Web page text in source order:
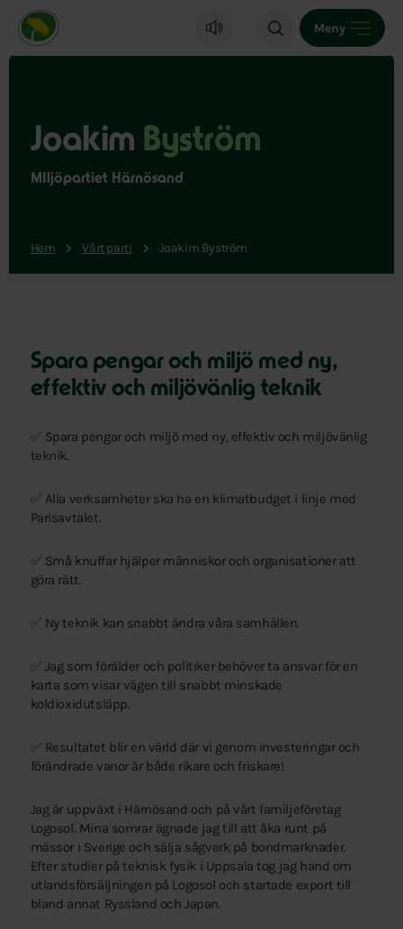
Miljöpartiet de gröna, startsida
Meny
Joakim Byström
MIljöpartiet Härnösand
Hem Vårt parti Joakim Byström
Spara pengar och miljö med ny,
effektiv och miljövänlig teknik
✅ Spara pengar och miljö med ny, effektiv och miljövänlig
teknik.
✅ Alla verksamheter ska ha en klimatbudget i linje med
Parisavtalet.
✅ Små knuffar hjälper människor och organisationer att
göra rätt.
✅ Ny teknik kan snabbt ändra våra samhällen.
✅ Jag som förälder och politiker behöver ta ansvar för en
karta som visar vägen till snabbt minskade
koldioxidutsläpp.
✅ Resultatet blir en värld där vi genom investeringar och
förändrade vanor är både rikare och friskare!
Jag är uppväxt i Härnösand och på vårt familjeföretag
Logosol. Mina somrar ägnade jag till att åka runt på
mässor i Sverige och sälja sågverk på bondmarknader.
Efter studier på teknisk fysik i Uppsala tog jag hand om
utlandsförsäljningen på Logosol och startade export till
bland annat Ryssland och Japan.